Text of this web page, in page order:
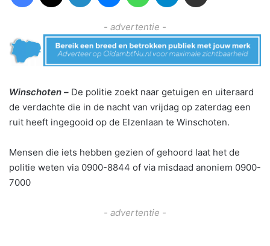
- advertentie -
Winschoten – De politie zoekt naar getuigen en uiteraard
de verdachte die in de nacht van vrijdag op zaterdag een
ruit heeft ingegooid op de Elzenlaan te Winschoten.
Mensen die iets hebben gezien of gehoord laat het de
politie weten via 0900-8844 of via misdaad anoniem 0900-
7000
- advertentie -